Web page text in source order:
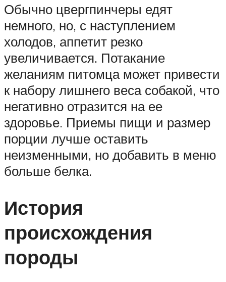
Обычно цвергпинчеры едят
немного, но, с наступлением
холодов, аппетит резко
увеличивается. Потакание
желаниям питомца может привести
к набору лишнего веса собакой, что
негативно отразится на ее
здоровье. Приемы пищи и размер
порции лучше оставить
неизменными, но добавить в меню
больше белка.
История
происхождения
породы